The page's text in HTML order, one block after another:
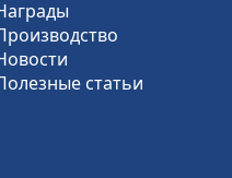
статьи